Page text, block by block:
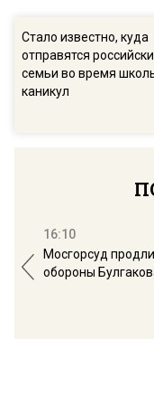
Стало известно, куда
отправятся
семьи во время
каникул
16:10
Мосгорсуд
обороны